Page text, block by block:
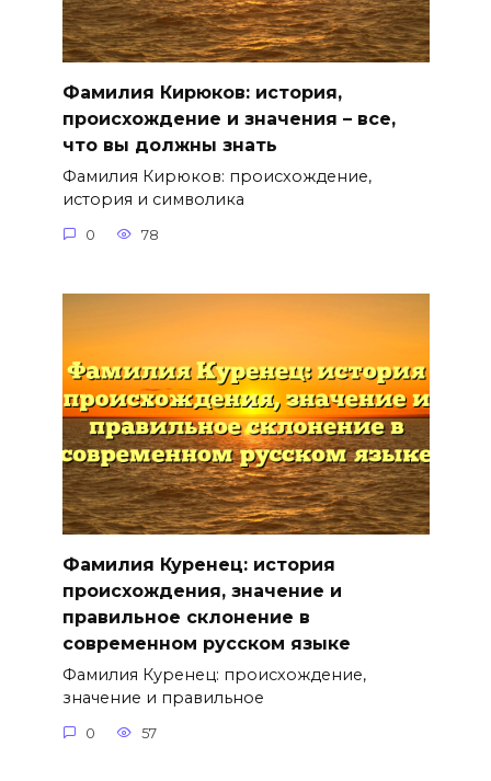
Фамилия Кирюков: история,
происхождение и значения – все,
что вы должны знать
Фамилия Кирюков: происхождение,
история и символика
0 78
Фамилия Куренец: история
происхождения, значение и
правильное склонение в
современном русском языке
Фамилия Куренец: происхождение,
значение и правильное
0 57